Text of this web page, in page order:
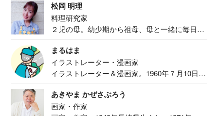
松岡 明理
料理研究家
２児の母。幼少期から祖母、母と一緒に毎日の
まるはま
イラストレーター・漫画家
イラストレーター＆漫画家。1960年７月10日生
あきやま かぜさぶろう
画家・作家